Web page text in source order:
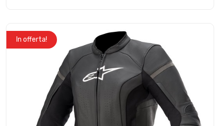
In offerta!